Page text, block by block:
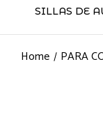
SILLAS DE
Home PARA